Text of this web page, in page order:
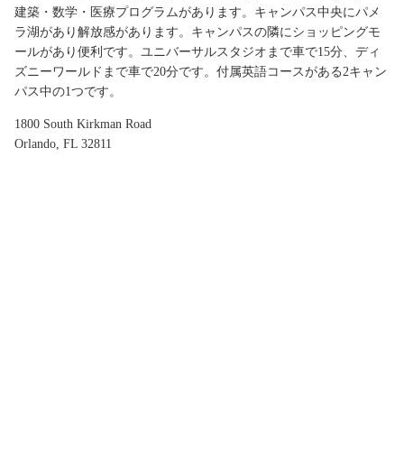
建築・数学・医療プログラムがあります。キャンパス中央にパメ
ラ湖があり解放感があります。キャンパスの隣にショッピングモ
ールがあり便利です。ユニバーサルスタジオまで車で15分、ディ
ズニーワールドまで車で20分です。付属英語コースがある2キャン
パス中の1つです。
1800 South Kirkman Road
Orlando, FL 32811